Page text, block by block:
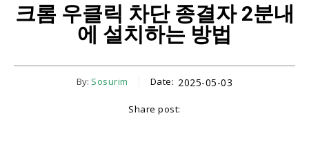
크롬 우클릭 차단 종결자 2분내
에 설치하는 방법
By: Sosurim Date: 2025-05-03
Share post: